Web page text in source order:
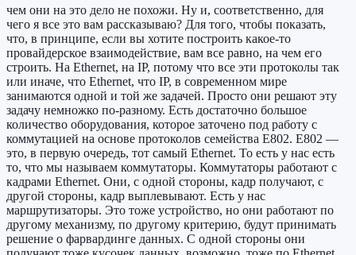
чем они на это дело не похожи. Ну и, соответственно, для
чего я все это вам рассказываю? Для того, чтобы показать,
что, в принципе, если вы хотите построить какое-то
провайдерское взаимодействие, вам все равно, на чем его
строить. На Ethernet, на IP, потому что все эти протоколы так
или иначе, что Ethernet, что IP, в современном мире
занимаются одной и той же задачей. Просто они решают эту
задачу немножко по-разному. Есть достаточно большое
количество оборудования, которое заточено под работу с
коммутацией на основе протоколов семейства Е802. Е802 —
это, в первую очередь, тот самый Ethernet. То есть у нас есть
то, что мы называем коммутаторы. Коммутаторы работают с
кадрами Ethernet. Они, с одной стороны, кадр получают, с
другой стороны, кадр выплевывают. Есть у нас
маршрутизаторы. Это тоже устройство, но они работают по
другому механизму, по другому критерию, будут принимать
решение о фарвардинге данных. С одной стороны они